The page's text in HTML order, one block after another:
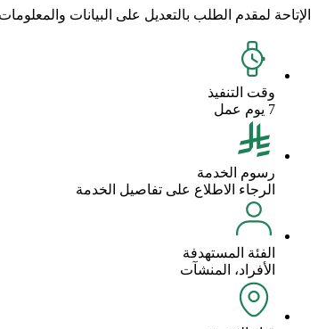
الإتاحة لمقدم الطلب بالتعديل على البيانات
وقت التنفيذ
7 يوم عمل
رسوم الخدمة
الرجاء الاطلاع على تفاصيل الخدمة
الفئة المستهدفة
الأفراد، المنشآت